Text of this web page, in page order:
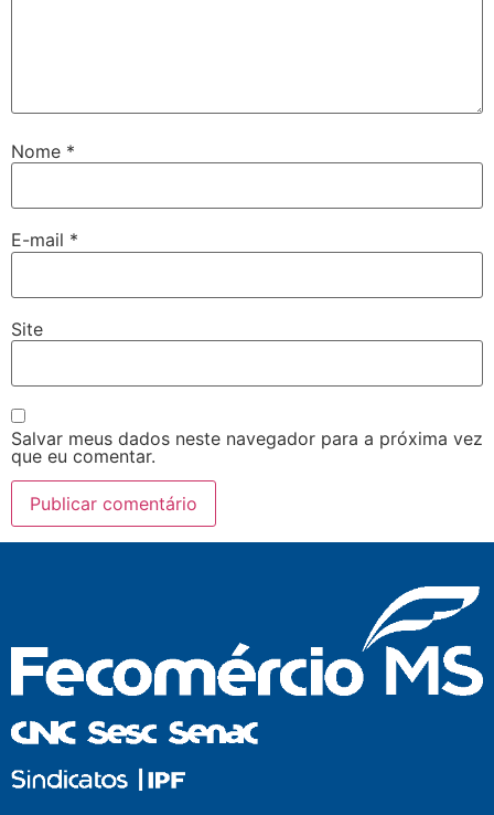
Nome *
E-mail *
Site
Salvar meus dados neste navegador para a próxima vez
que eu comentar.